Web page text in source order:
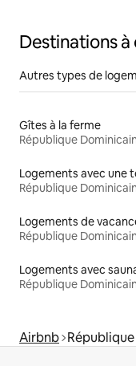
Destinations
Autres types de
Gîtes à la ferme
République
République
Logements de
République
Logements avec
République
Airbnb